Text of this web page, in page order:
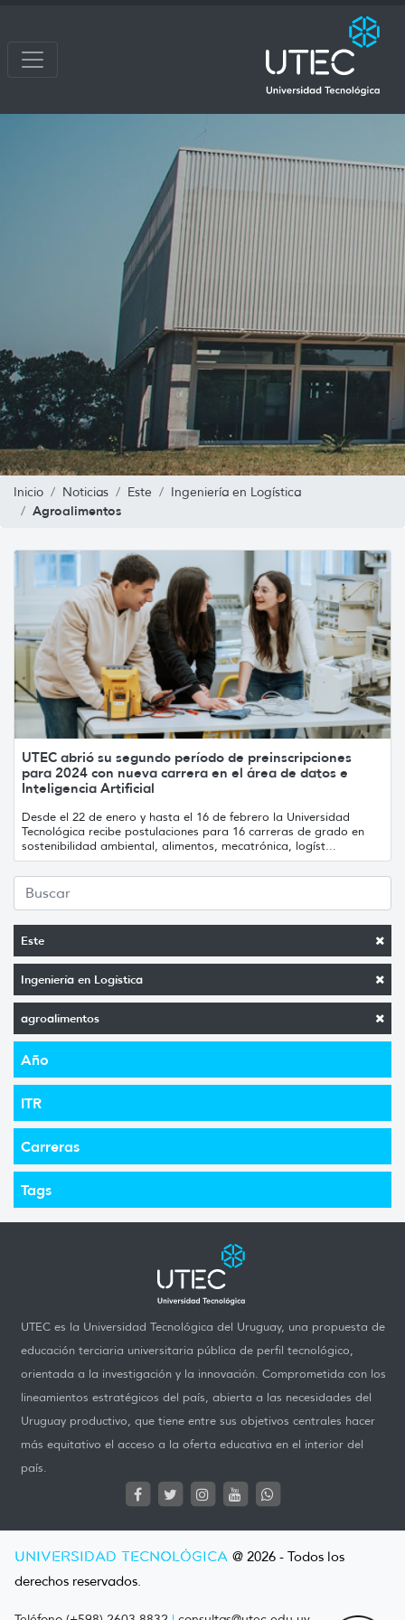
Inicio Noticias Este Ingeniería en Logística
Agroalimentos
Este
Ingeniería en Logística
agroalimentos
Año
ITR
Carreras
Tags
UTEC abrió su segundo período de preinscripciones
para 2024 con nueva carrera en el área de datos e
Inteligencia Artificial
Desde el 22 de enero y hasta el 16 de febrero la Universidad
Tecnológica recibe postulaciones para 16 carreras de grado en
sostenibilidad ambiental, alimentos, mecatrónica, logíst...
UTEC es la Universidad Tecnológica del Uruguay, una propuesta de
educación terciaria universitaria pública de perfil tecnológico,
orientada a la investigación y la innovación. Comprometida con los
lineamientos estratégicos del país, abierta a las necesidades del
Uruguay productivo, que tiene entre sus objetivos centrales hacer
más equitativo el acceso a la oferta educativa en el interior del
país.
UNIVERSIDAD TECNOLÓGICA @ 2026 - Todos los
derechos reservados.